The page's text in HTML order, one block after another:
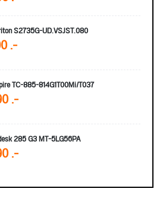
S2735G-UD.VSJST.080
.-
TC-885-814G1T00Mi/T037
.-
285 G3 MT-5LG56PA
.-